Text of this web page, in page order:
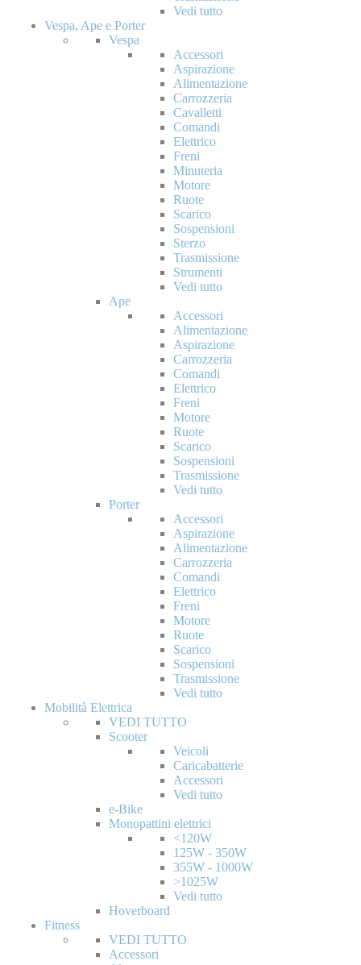
Vedi tutto
Vespa, Ape e Porter
Vespa
Accessori
Aspirazione
Alimentazione
Carrozzeria
Cavalletti
Comandi
Elettrico
Freni
Minuteria
Motore
Ruote
Scarico
Sospensioni
Sterzo
Trasmissione
Strumenti
Vedi tutto
Ape
Accessori
Alimentazione
Aspirazione
Carrozzeria
Comandi
Elettrico
Freni
Motore
Ruote
Scarico
Sospensioni
Trasmissione
Vedi tutto
Porter
Accessori
Aspirazione
Alimentazione
Carrozzeria
Comandi
Elettrico
Freni
Motore
Ruote
Scarico
Sospensioni
Trasmissione
Vedi tutto
Mobilità Elettrica
VEDI TUTTO
Scooter
Veicoli
Caricabatterie
Accessori
Vedi tutto
e-Bike
Monopattini elettrici
<120W
125W - 350W
355W - 1000W
>1025W
Vedi tutto
Hoverboard
Fitness
VEDI TUTTO
Accessori